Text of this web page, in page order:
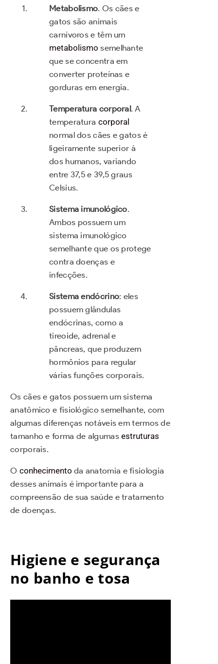
Metabolismo. Os cães e
gatos são animais
carnívoros e têm um
metabolismo semelhante
que se concentra em
converter proteínas e
gorduras em energia.
Temperatura corporal. A
temperatura corporal
normal dos cães e gatos é
ligeiramente superior à
dos humanos, variando
entre 37,5 e 39,5 graus
Celsius.
Sistema imunológico.
Ambos possuem um
sistema imunológico
semelhante que os protege
contra doenças e
infecções.
Sistema endócrino: eles
possuem glândulas
endócrinas, como a
tireoide, adrenal e
pâncreas, que produzem
hormônios para regular
várias funções corporais.
Os cães e gatos possuem um sistema
anatômico e fisiológico semelhante, com
algumas diferenças notáveis em termos de
tamanho e forma de algumasestruturas
corporais.
O conhecimento da anatomia e fisiologia
desses animais é importante para a
compreensão de sua saúde e tratamento
de doenças.
Higiene e segurança
no banho e tosa